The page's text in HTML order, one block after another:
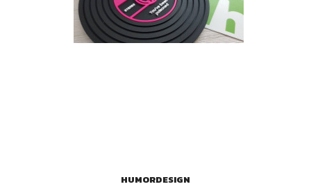
HUMORDESIGN